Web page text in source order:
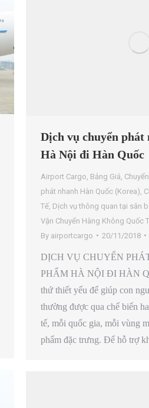
Dịch vụ chuyển phát
Hà Nội đi Hàn Quốc
Airport Cargo Bảng Giá
phát nhanh Hàn Quốc (Korea)
Tế Dịch vụ thông quan tại sân
Vận Chuyển Hàng Không Quốc
By airportcargo 20/11/2018
DỊCH VỤ CHUYỂN
PHẨM HÀ NỘI ĐI HÀN
thứ thiết yếu để giúp con
thường được qua chế biến
tế, mỗi quốc gia, mỗi vùng
phẩm đặc trưng. Để hỗ trợ